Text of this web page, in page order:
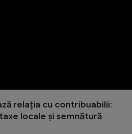
relația cu contribuabilii:
locale și semnătură